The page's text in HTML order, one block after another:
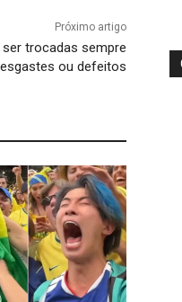
Próximo artigo
trocadas sempre
ou defeitos